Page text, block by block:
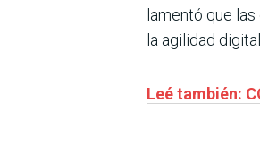
lamentó que
la agilidad
Leé también: